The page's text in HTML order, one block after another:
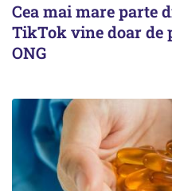
Cea mai mare parte
TikTok vine doar de
ONG